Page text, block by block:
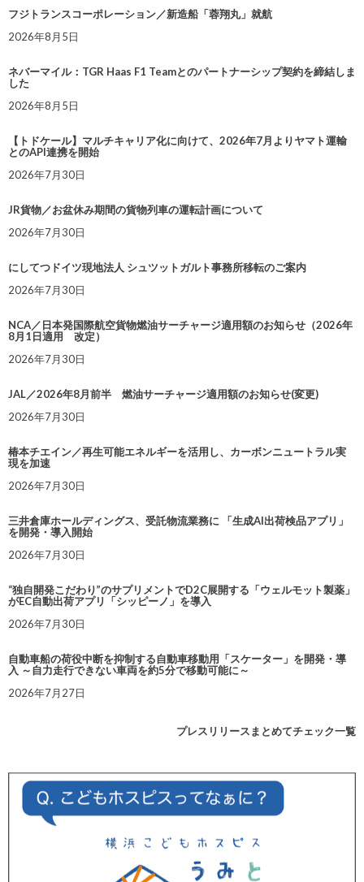
フジトランスコーポレーション／新造船「蓉翔丸」就航
2026年8月5日
ネバーマイル：TGR Haas F1 Teamとのパートナーシップ契約を締結しま
した
2026年8月5日
【トドケール】マルチキャリア化に向けて、2026年7月よりヤマト運輸
とのAPI連携を開始
2026年7月30日
JR貨物／お盆休み期間の貨物列車の運転計画について
2026年7月30日
にしてつドイツ現地法人 シュツットガルト事務所移転のご案内
2026年7月30日
NCA／日本発国際航空貨物燃油サーチャージ適用額のお知らせ（2026年
8月1日適用 改定）
2026年7月30日
JAL／2026年8月前半 燃油サーチャージ適用額のお知らせ(変更)
2026年7月30日
椿本チエイン／再生可能エネルギーを活用し、カーボンニュートラル実
現を加速
2026年7月30日
三井倉庫ホールディングス、受託物流業務に 「生成AI出荷検品アプリ」
を開発・導入開始
2026年7月30日
“独自開発こだわり”のサプリメントでD2C展開する「ウェルモット製薬」
がEC自動出荷アプリ「シッピーノ」を導入
2026年7月30日
自動車船の荷役中断を抑制する自動車移動用「スケーター」を開発・導
入 ～自力走行できない車両を約5分で移動可能に～
2026年7月27日
プレスリリースまとめてチェック一覧